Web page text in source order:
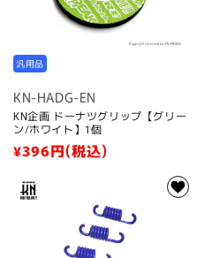
汎用品
KN-HADG-EN
KN企画 ドーナツグリップ【グリー
ン/ホワイト】1個
通
価
¥396円(税込)